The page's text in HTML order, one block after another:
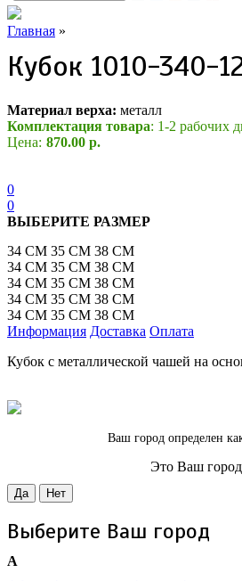
Главная »
Кубок 1010-340-
Материал верха: металл
Комплектация товара: 1-2 рабочих
Цена: 870.00 р.
0
0
ВЫБЕРИТЕ РАЗМЕР
34 СМ 35 СМ 38 СМ
34 СМ 35 СМ 38 СМ
34 СМ 35 СМ 38 СМ
34 СМ 35 СМ 38 СМ
34 СМ 35 СМ 38 СМ
Информация Доставка Оплата
Кубок с металлической чашей на
Ваш город определен
Это Ваш
Да Нет
Выберите Ваш город
А